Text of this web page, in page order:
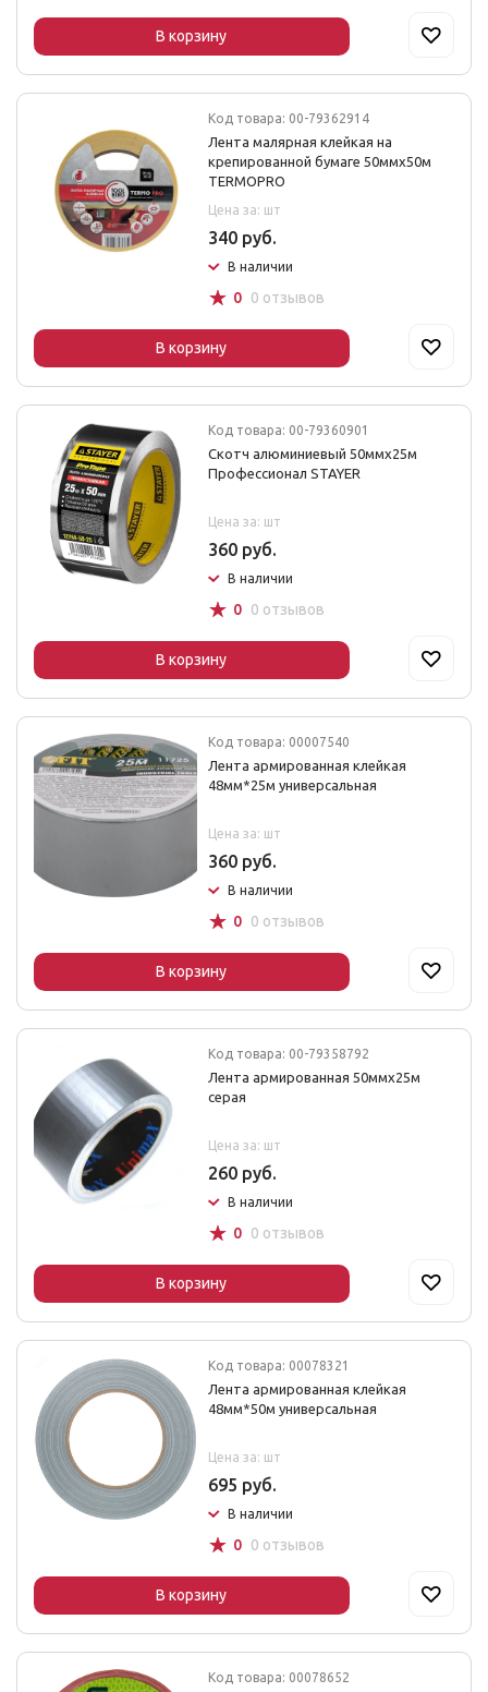
В корзину
Код товара: 00-79362914
Лента малярная клейкая на
крепированной бумаге 50ммх50м
TERMOPRO
Цена за: шт
340 руб.
В наличии
☆ 0 0 отзывов
В корзину
Код товара: 00-79360901
Скотч алюминиевый 50ммх25м
Профессионал STAYER
Цена за: шт
360 руб.
В наличии
☆ 0 0 отзывов
В корзину
Код товара: 00007540
Лента армированная клейкая
48мм*25м универсальная
Цена за: шт
360 руб.
В наличии
☆ 0 0 отзывов
В корзину
Код товара: 00-79358792
Лента армированная 50ммх25м
серая
Цена за: шт
260 руб.
В наличии
☆ 0 0 отзывов
В корзину
Код товара: 00078321
Лента армированная клейкая
48мм*50м универсальная
Цена за: шт
695 руб.
В наличии
☆ 0 0 отзывов
В корзину
Код товара: 00078652